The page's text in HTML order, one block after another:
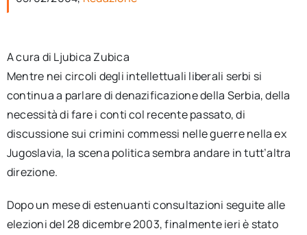
Ita
A cura di Ljubica Zubica
Mentre nei circoli degli intellettuali liberali serbi si
continua a parlare di denazificazione della Serbia, della
necessità di fare i conti col recente passato, di
discussione sui crimini commessi nelle guerre nella ex
Jugoslavia, la scena politica sembra andare in tutt’altra
direzione.
Dopo un mese di estenuanti consultazioni seguite alle
elezioni del 28 dicembre 2003, finalmente ieri è stato